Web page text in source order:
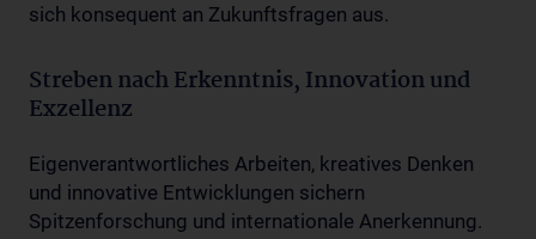
sich konsequent an Zukunftsfragen aus.
Streben nach Erkenntnis, Innovation und
Exzellenz
Eigenverantwortliches Arbeiten, kreatives Denken
und innovative Entwicklungen sichern
Spitzenforschung und internationale Anerkennung.